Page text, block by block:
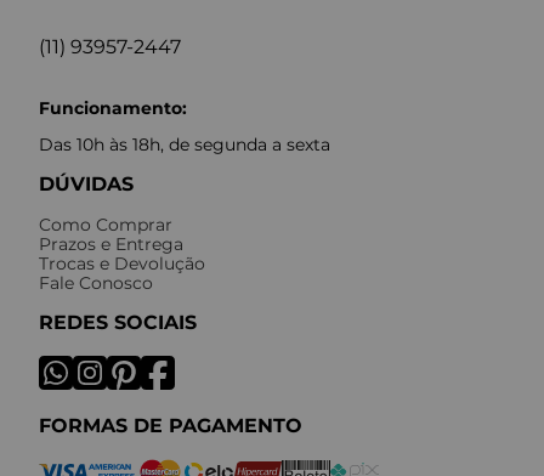
(11) 93957-2447
Funcionamento:
Das 10h às 18h, de segunda a sexta
DÚVIDAS
Como Comprar
Prazos e Entrega
Trocas e Devolução
Fale Conosco
REDES SOCIAIS
FORMAS DE PAGAMENTO